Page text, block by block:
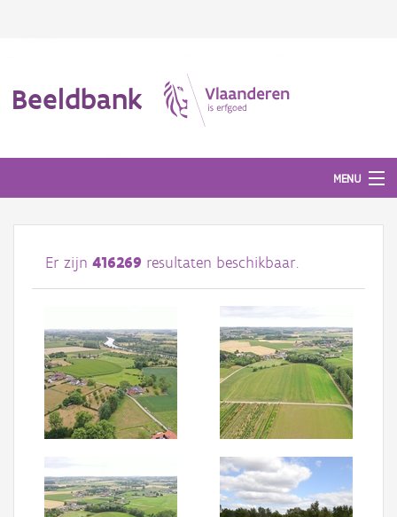
Beeldbank
MENU
Afbeeldingen
#BeeldIndeKijker
Hergebruik
Over ons
Aanmelden
Er zijn 416269 resultaten beschikbaar.